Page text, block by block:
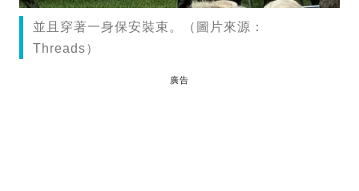
並且穿著一身保安裝束。（圖片來源：
Threads）
廣告